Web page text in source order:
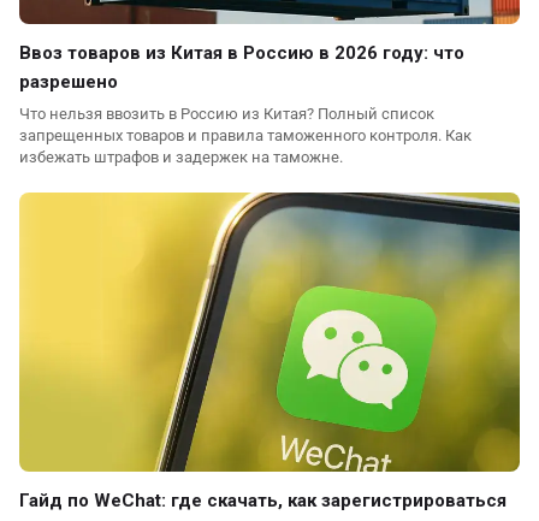
Ввоз товаров из Китая в Россию в 2026 году: что
разрешено
Что нельзя ввозить в Россию из Китая? Полный список
запрещенных товаров и правила таможенного контроля. Как
избежать штрафов и задержек на таможне.
Гайд по WeChat: где скачать, как зарегистрироваться